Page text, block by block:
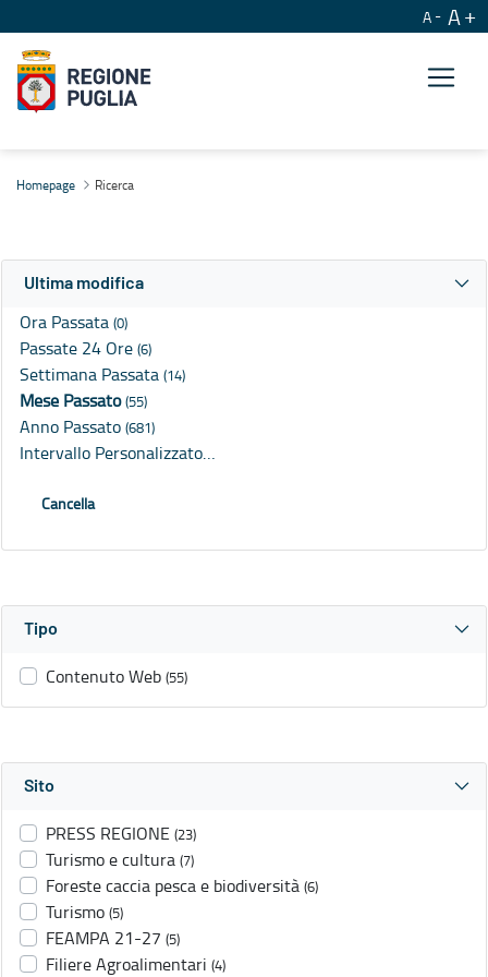
A A
Homepage Ricerca
Ultima modifica
Ora Passata (0)
Passate 24 Ore (6)
Settimana Passata (14)
Mese Passato(55)
Anno Passato (681)
Intervallo Personalizzato…
Cancella
Tipo
Contenuto Web (55)
Sito
PRESS REGIONE (23)
Turismo e cultura (7)
Foreste caccia pesca e biodiversità (6)
Turismo (5)
FEAMPA 21-27 (5)
Filiere Agroalimentari (4)